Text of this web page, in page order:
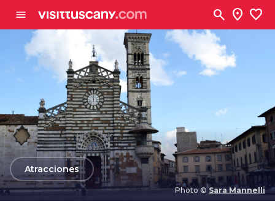
menu search location_on favorite
Photo © Sara Mannelli
arrow_back
Atracciones